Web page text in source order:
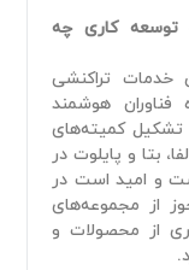
کاری چه
خدمات تراکنشی
هوشمند
تشکیل کمیته‌های
بتا و پایلوت در
و امید است در
از مجموعه‌های
از محصولات و